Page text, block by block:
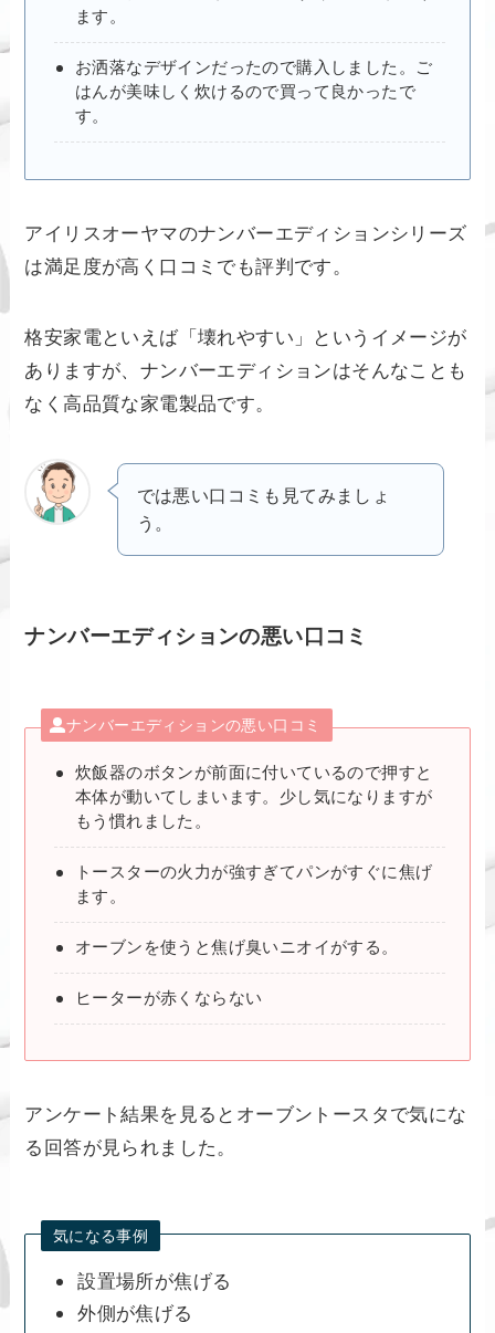
ます。
お洒落なデザインだったので購入しました。ご
はんが美味しく炊けるので買って良かったで
す。
アイリスオーヤマのナンバーエディションシリーズ
は満足度が高く口コミでも評判です。
格安家電といえば「壊れやすい」というイメージが
ありますが、ナンバーエディションはそんなことも
なく高品質な家電製品です。
では悪い口コミも見てみましょ
う。
ナンバーエディションの悪い口コミ
ナンバーエディションの悪い口コミ
炊飯器のボタンが前面に付いているので押すと
本体が動いてしまいます。少し気になりますが
もう慣れました。
トースターの火力が強すぎてパンがすぐに焦げ
ます。
オーブンを使うと焦げ臭いニオイがする。
ヒーターが赤くならない
アンケート結果を見るとオーブントースタで気にな
る回答が見られました。
気になる事例
設置場所が焦げる
外側が焦げる